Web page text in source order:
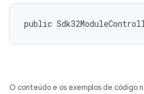
public
O conteúdo e os exemplos de código